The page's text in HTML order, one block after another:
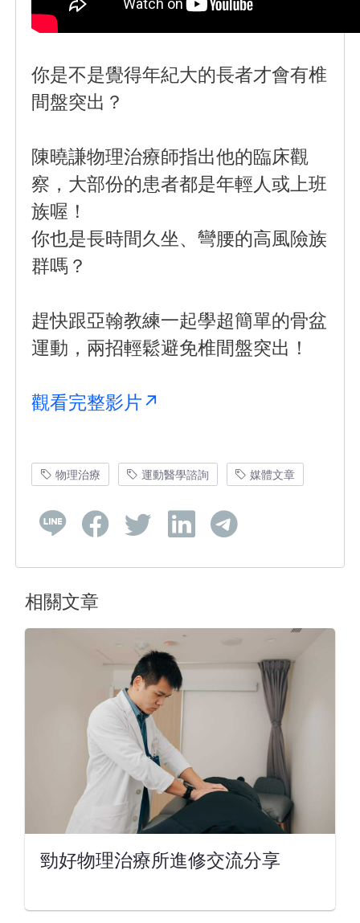
你是不是覺得年紀大的長者才會有椎
間盤突出？
陳曉謙物理治療師指出他的臨床觀
察，大部份的患者都是年輕人或上班
族喔！
你也是長時間久坐、彎腰的高風險族
群嗎？
趕快跟亞翰教練一起學超簡單的骨盆
運動，兩招輕鬆避免椎間盤突出！
觀看完整影片↗
物理治療 運動醫學諮詢 媒體文章
相關文章
勁好物理治療所進修交流分享